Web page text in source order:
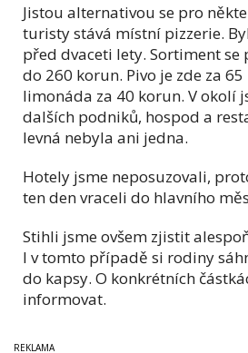
Jistou alternativou se pro
turisty stává místní pizzerie.
před dvaceti lety. Sortiment se
do 260 korun. Pivo je zde za
limonáda za 40 korun. V okolí
dalších podniků, hospod a
levná nebyla ani jedna.
Hotely jsme neposuzovali,
ten den vraceli do hlavního
Stihli jsme ovšem zjistit
I v tomto případě si rodiny
do kapsy. O konkrétních
informovat.